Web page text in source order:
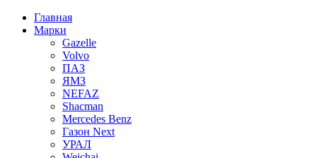
Главная
Марки
Gazelle
Volvo
ПАЗ
ЯМЗ
NEFAZ
Shacman
Mercedes Benz
Газон Next
УРАЛ